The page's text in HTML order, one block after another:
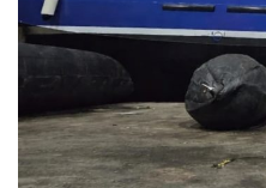
Peluncuran
Menggunakan
Airbag